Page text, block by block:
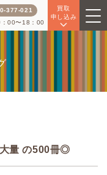
買取
申し込み
377-021
00〜18：00
量 の500冊◎